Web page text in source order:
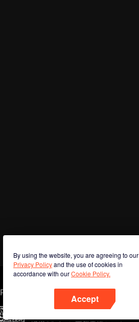
By using the website, you are agreeing to our
Privacy Policyand the use of cookies in
accordance with ourCookie Policy.
Accept
Phone